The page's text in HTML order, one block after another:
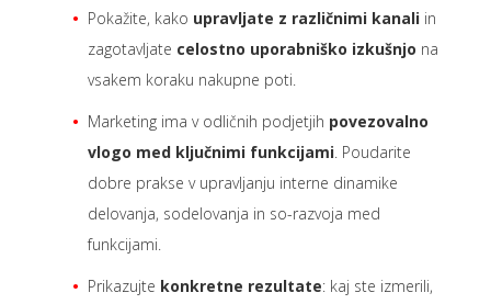
Pokažite, kako upravljate z različnimi kanali in
zagotavljate celostno uporabniško izkušnjo na
vsakem koraku nakupne poti.
Marketing ima v odličnih podjetjih povezovalno
vlogo med ključnimi funkcijami. Poudarite
dobre prakse v upravljanju interne dinamike
delovanja, sodelovanja in so-razvoja med
funkcijami.
Prikazujte konkretne rezultate: kaj ste izmerili,